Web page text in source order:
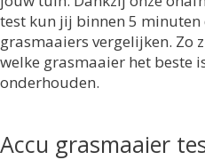
test kun jij binnen 5 minuten
grasmaaiers vergelijken. Zo
welke grasmaaier het beste
onderhouden.
Accu grasmaaier